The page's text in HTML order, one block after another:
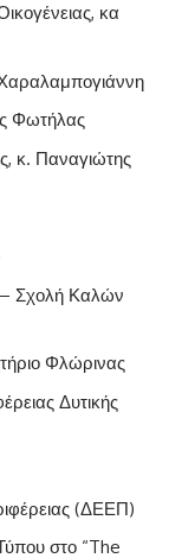
κα
Φωτήλας
κ. Παναγιώτης
– Σχολή Καλών
Φλώρινας
Δυτικής
(ΔΕΕΠ)
στο “The